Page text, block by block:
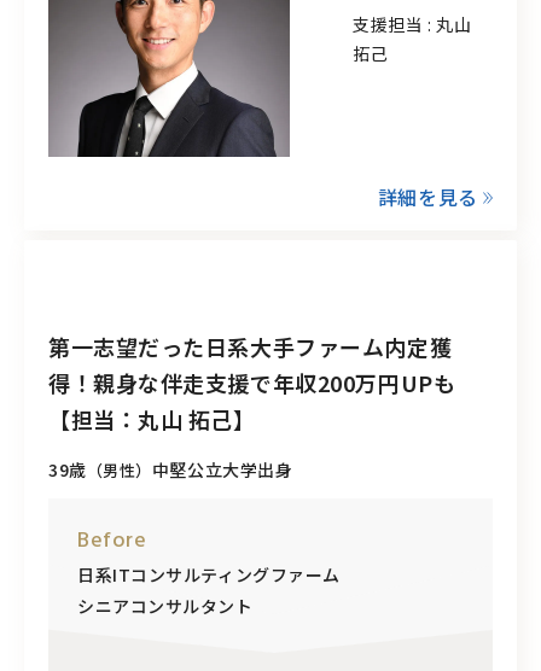
支援担当 : 丸山
拓己
詳細を見る
39歳 （男性） 中堅公立大学出身
第一志望だった日系大手ファーム内定獲
得！親身な伴走支援で年収200万円UPも
【担当：丸山 拓己】
Before
日系ITコンサルティングファーム
シニアコンサルタント